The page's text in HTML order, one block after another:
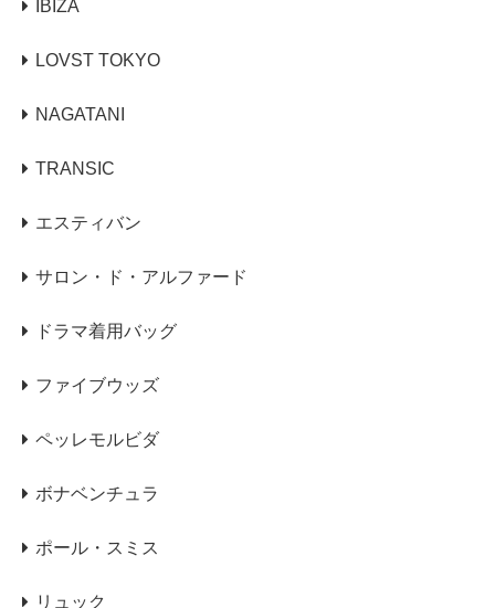
IBIZA
LOVST TOKYO
NAGATANI
TRANSIC
エスティバン
サロン・ド・アルファード
ドラマ着用バッグ
ファイブウッズ
ペッレモルビダ
ボナベンチュラ
ポール・スミス
リュック